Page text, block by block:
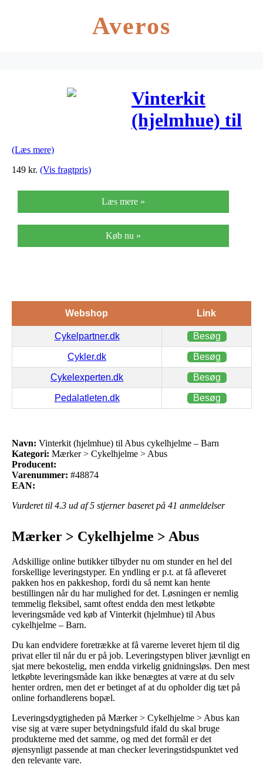
Averos
Vinterkit
(hjelmhue) til
Barn
(Læs mere)
149 kr. (Vis fragtpris)
Læs mere »
Køb nu »
Webshop Link
Cykelpartner.dk Besøg
Cykler.dk Besøg
Cykelexperten.dk Besøg
Pedalatleten.dk Besøg
Navn: Vinterkit (hjelmhue) til Abus cykelhjelme – Barn
Kategori: Mærker > Cykelhjelme > Abus
Producent:
Varenummer: #48874
EAN:
Vurderet til 4.3 ud af 5 stjerner baseret på 41 anmeldelser
Mærker > Cykelhjelme > Abus
Adskillige online butikker tilbyder nu om stunder en hel del
forskellige leveringstyper. En yndling er p.t. at få afleveret
pakken hos en pakkeshop, fordi du så nemt kan hente
bestillingen når du har mulighed for det. Løsningen er nemlig
temmelig fleksibel, samt oftest endda den mest letkøbte
leveringsmåde ved køb af Vinterkit (hjelmhue) til Abus
cykelhjelme – Barn.
Du kan endvidere foretrække at få varerne leveret hjem til dig
privat eller til når du er på job. Leveringstypen bliver jævnligt en
sjat mere bekostelig, men endda virkelig gnidningsløs. Den mest
letkøbte leveringsmåde kan ikke benægtes at være at du selv
henter ordren, men det er betinget af at du opholder dig tæt på
online forhandlerens bopæl.
Leveringsdygtigheden på Mærker > Cykelhjelme > Abus kan
vise sig at være super betydningsfuld ifald du skal bruge
produkterne med det samme, og med det formål er det
øjensynligt passende at man checker leveringstidspunktet ved
den relevante vare.